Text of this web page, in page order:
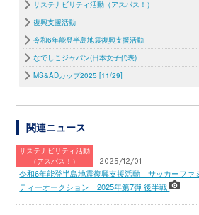
サステナビリティ活動（アスパス！）
復興支援活動
令和6年能登半島地震復興支援活動
なでしこジャパン(日本女子代表)
MS&ADカップ2025 [11/29]
関連ニュース
サステナビリティ活動
（アスパス！）
2025/12/01
令和6年能登半島地震復興支援活動 サッカーファ
ティーオークション 2025年第7弾 後半戦